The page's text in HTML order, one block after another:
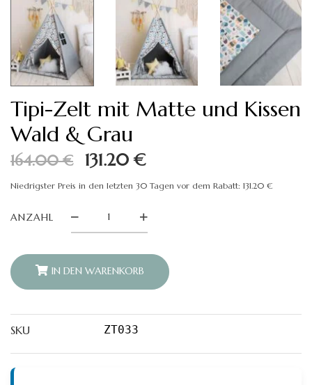
Tipi-Zelt mit Matte und Kissen
Wald & Grau
164.00€
Ursprünglicher
Preis
war:
164.00 €
131.20€Aktueller
Preis
ist:
131.20 €.
Niedrigster Preis in den letzten 30 Tagen vor dem Rabatt: 131.20 €
ANZAHL
mit
und
Kissen
&
quantity
IN DEN WARENKORB
SKU ZT033